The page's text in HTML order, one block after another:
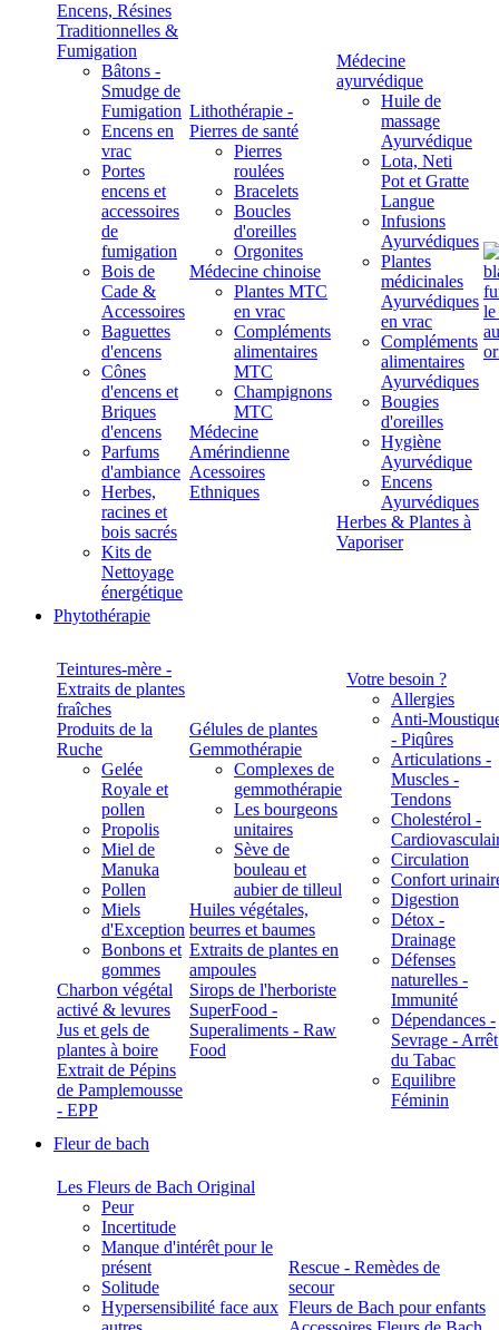
Encens, Résines
Traditionnelles &
Fumigation
Bâtons -
Smudge de
Fumigation
Encens en
vrac
Portes
encens et
accessoires
de
fumigation
Bois de
Cade &
Accessoires
Baguettes
d'encens
Cônes
d'encens et
Briques
d'encens
Parfums
d'ambiance
Herbes,
racines et
bois sacrés
Kits de
Nettoyage
énergétique
Lithothérapie -
Pierres de santé
Pierres
roulées
Bracelets
Boucles
d'oreilles
Orgonites
Médecine chinoise
Plantes MTC
en vrac
Compléments
alimentaires
MTC
Champignons
MTC
Médecine
Amérindienne
Acessoires
Ethniques
Médecine
ayurvédique
Huile de
massage
Ayurvédique
Lota, Neti
Pot et Gratte
Langue
Infusions
Ayurvédiques
Plantes
médicinales
Ayurvédiques
en vrac
Compléments
alimentaires
Ayurvédiques
Bougies
d'oreilles
Hygiène
Ayurvédique
Encens
Ayurvédiques
Herbes & Plantes à
Vaporiser
Phytothérapie
Teintures-mère -
Extraits de plantes
fraîches
Produits de la
Ruche
Gelée
Royale et
pollen
Propolis
Miel de
Manuka
Pollen
Miels
d'Exception
Bonbons et
gommes
Charbon végétal
activé & levures
Jus et gels de
plantes à boire
Extrait de Pépins
de Pamplemousse
- EPP
Gélules de plantes
Gemmothérapie
Complexes de
gemmothérapie
Les bourgeons
unitaires
Sève de
bouleau et
aubier de tilleul
Huiles végétales,
beurres et baumes
Extraits de plantes en
ampoules
Sirops de l'herboriste
SuperFood -
Superaliments - Raw
Food
Votre besoin ?
Allergies
Anti-
- Piqûres
Articulations -
Muscles -
Tendons
Cholestérol -
Circulation
Confort
Digestion
Détox -
Drainage
Défenses
naturelles -
Immunité
Dépendances -
Sevrage - Arrêt
du Tabac
Equilibre
Féminin
Fleur de bach
Les Fleurs de Bach Original
Peur
Incertitude
Manque d'intérêt pour le
présent
Solitude
Hypersensibilité face aux
Rescue - Remèdes de
secour
Fleurs de Bach pour enfants